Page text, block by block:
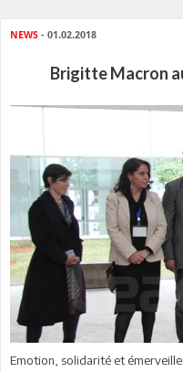
NEWS - 01.02.2018
Brigitte Macron
Emotion, solidarité et